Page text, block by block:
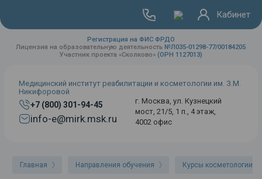
Регистрация на ФИС ФРДО
Лицензия на образовательную деятельность №Л035-01298-77/00184205
Участник проекта «Сколково» (ОРН 1127013)
Медицинский институт реабилитации и косметологии им. З.М.
Никифоровой
+7 (800) 301-94-45
info-e@mirk.msk.ru
г. Москва, ул. Кузнецкий
мост, 21/5, 1 п., 4 этаж,
4002 офис
Кабинет
Главная Направления обучения Курсы косметологии